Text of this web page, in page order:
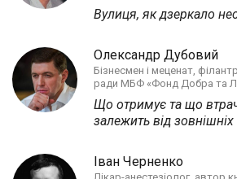
Вулиця, як дзеркало
Олександр Дубовий
Бізнесмен і меценат,
ради МБФ «Фонд Добра та
Що отримує та що
залежить від зовнішніх
Іван Черненко